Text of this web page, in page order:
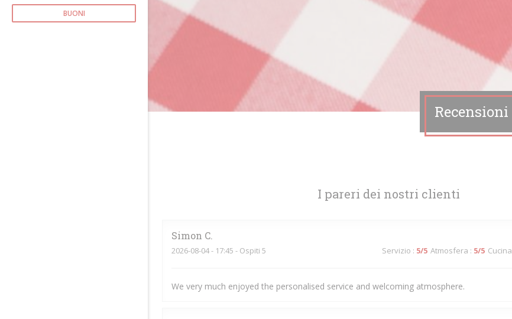
BUONI
Recensioni
I pareri dei nostri clienti
Simon C
2026-08-04- 17:45 - Ospiti 5 Servizio : 5/5 Atmosfera : 5/5 Cucina
We very much enjoyed the personalised service and welcoming atmosphere.